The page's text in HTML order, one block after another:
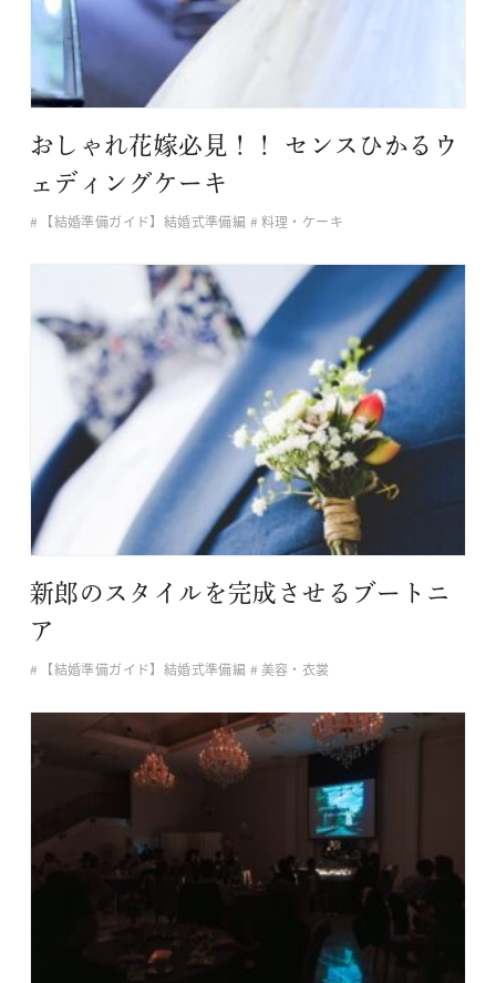
おしゃれ花嫁必見！！ センスひかるウ
ェディングケーキ
【結婚準備ガイド】結婚式準備編 料理・ケーキ
新郎のスタイルを完成させるブートニ
ア
【結婚準備ガイド】結婚式準備編 美容・衣裳